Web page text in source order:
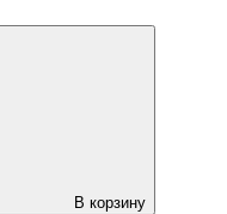
В корзину